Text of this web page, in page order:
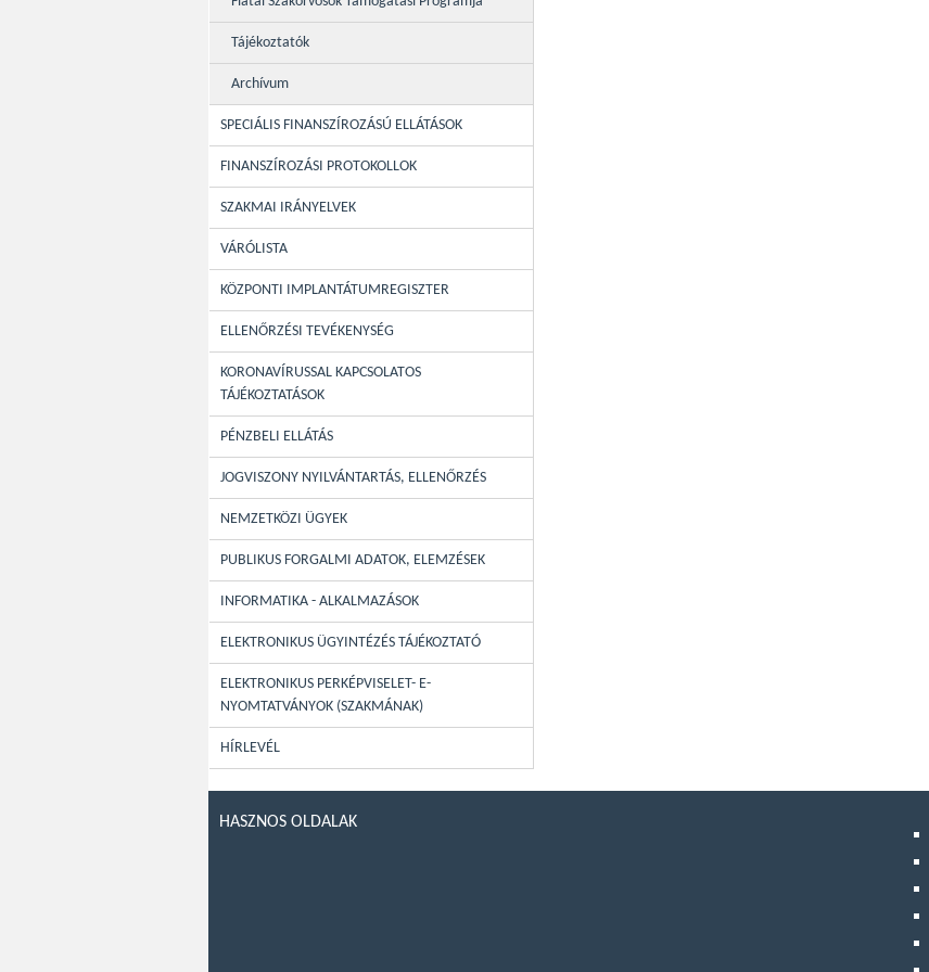
Tájékoztatók
Archívum
SPECIÁLIS FINANSZÍROZÁSÚ ELLÁTÁSOK
FINANSZÍROZÁSI PROTOKOLLOK
SZAKMAI IRÁNYELVEK
VÁRÓLISTA
KÖZPONTI IMPLANTÁTUMREGISZTER
ELLENŐRZÉSI TEVÉKENYSÉG
KORONAVÍRUSSAL KAPCSOLATOS
TÁJÉKOZTATÁSOK
PÉNZBELI ELLÁTÁS
JOGVISZONY NYILVÁNTARTÁS, ELLENŐRZÉS
NEMZETKÖZI ÜGYEK
PUBLIKUS FORGALMI ADATOK, ELEMZÉSEK
INFORMATIKA - ALKALMAZÁSOK
ELEKTRONIKUS ÜGYINTÉZÉS TÁJÉKOZTATÓ
ELEKTRONIKUS PERKÉPVISELET- E-
NYOMTATVÁNYOK (SZAKMÁNAK)
HÍRLEVÉL
HASZNOS OLDALAK